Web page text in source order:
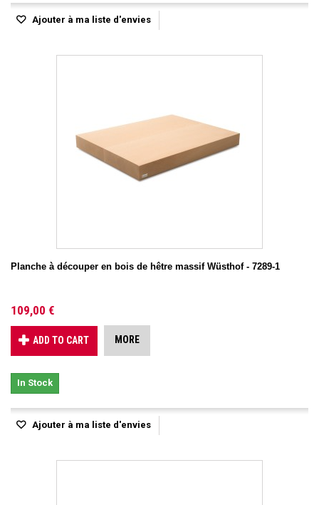
Ajouter à ma liste d'envies
Planche à découper en bois de hêtre massif Wüsthof - 7289-1
109,00 €
ADD TO CART MORE
In Stock
Ajouter à ma liste d'envies